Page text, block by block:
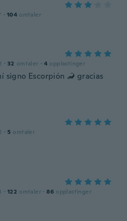
· 104 omtaler
· 32 omtaler · 4 opplastinger
signo Escorpión 🦂 gracias
· 5 omtaler
· 122 omtaler · 86 opplastinger